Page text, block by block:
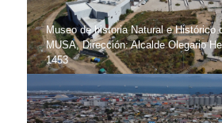
Museo de historia Natural e Histórico
MUSA, Dirección: Alcalde Olegario
1453